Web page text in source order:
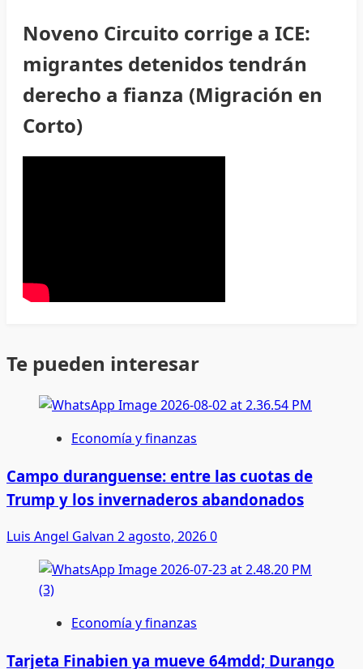
Noveno Circuito corrige a ICE:
migrantes detenidos tendrán
derecho a fianza (Migración en
Corto)
Te pueden interesar
Economía y finanzas
Campo duranguense: entre las cuotas de
Trump y los invernaderos abandonados
Luis Angel Galvan 2 agosto, 20260
Economía y finanzas
Tarjeta Finabien ya mueve 64mdd; Durango